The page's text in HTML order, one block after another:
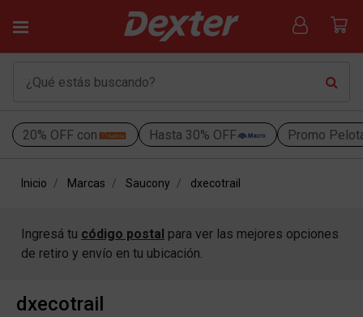
20% OFF con Hasta 30% OFF Promo
Inicio Marcas Saucony dxecotrail
Ingresá tu código postal para ver las mejores opciones
de retiro y envío en tu ubicación.
dxecotrail